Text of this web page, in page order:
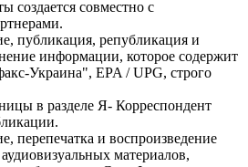
создается совместно с
публикация, републикация и
информации, которое содержит
Украина", EPA / UPG, строго
в разделе Я- Корреспондент
перепечатка и воспроизведение
материалов,